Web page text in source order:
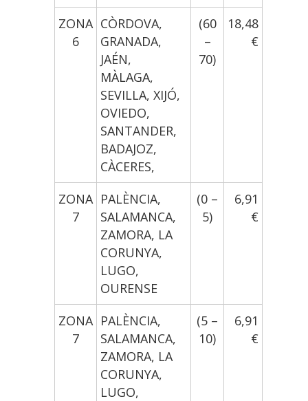
ZONA
6
CÒRDOVA,
GRANADA,
JAÉN,
MÀLAGA,
SEVILLA, XIJÓ,
OVIEDO,
SANTANDER,
BADAJOZ,
CÀCERES,
(60
–
70)
18,48
€
ZONA
7
PALÈNCIA,
SALAMANCA,
ZAMORA, LA
CORUNYA,
LUGO,
OURENSE
(0 –
5)
6,91
€
ZONA
7
PALÈNCIA,
SALAMANCA,
ZAMORA, LA
CORUNYA,
LUGO,
(5 –
10)
6,91
€